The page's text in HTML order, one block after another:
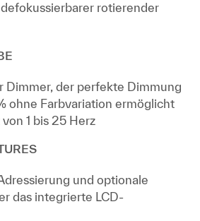
rotierender
Dimmer, der perfekte Dimmung
ohne Farbvariation ermöglicht
1 bis 25 Herz
und optionale
das integrierte LCD-